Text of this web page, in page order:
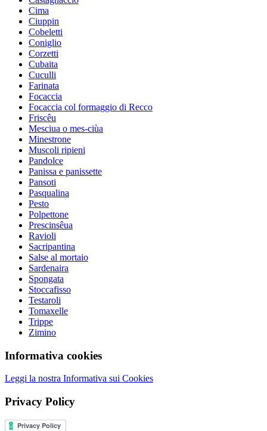
Cima
Ciuppin
Cobeletti
Coniglio
Corzetti
Cubaita
Cuculli
Farinata
Focaccia
Focaccia col formaggio di Recco
Friscêu
Mesciua o mes-ciùa
Minestrone
Muscoli ripieni
Pandolce
Panissa e panissette
Pansoti
Pasqualina
Pesto
Polpettone
Prescinsêua
Ravioli
Sacripantina
Salse al mortaio
Sardenaira
Spongata
Stoccafisso
Testaroli
Tomaxelle
Trippe
Zimino
Informativa cookies
Leggi la nostra Informativa sui Cookies
Privacy Policy